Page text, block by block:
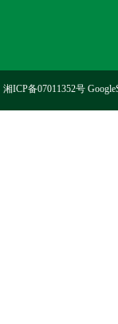
湘ICP备07011352号